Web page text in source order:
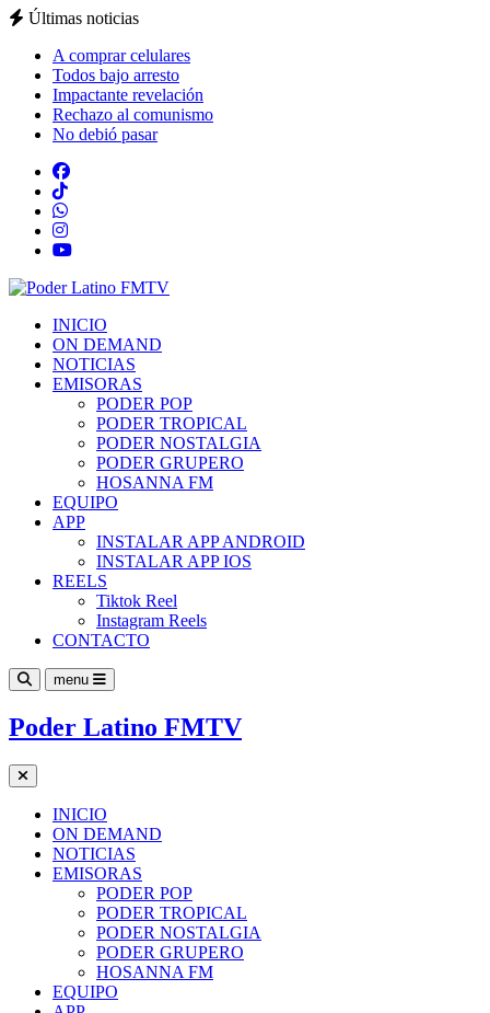
Últimas noticias
A comprar celulares
Todos bajo arresto
Impactante revelación
Rechazo al comunismo
No debió pasar
INICIO
ON DEMAND
NOTICIAS
EMISORAS
PODER POP
PODER TROPICAL
PODER NOSTALGIA
PODER GRUPERO
HOSANNA FM
EQUIPO
APP
INSTALAR APP ANDROID
INSTALAR APP IOS
REELS
Tiktok Reel
Instagram Reels
CONTACTO
menu
Poder Latino FMTV
INICIO
ON DEMAND
NOTICIAS
EMISORAS
PODER POP
PODER TROPICAL
PODER NOSTALGIA
PODER GRUPERO
HOSANNA FM
EQUIPO